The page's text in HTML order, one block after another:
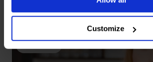
Customize
—zonder stress
SunCamp